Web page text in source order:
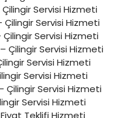
Servisi Hizmeti
Çilingir Servisi Hizmeti
Çilingir Servisi Hizmeti
Çilingir Servisi Hizmeti
Servisi Hizmeti
Servisi Hizmeti
Çilingir Servisi Hizmeti
Servisi Hizmeti